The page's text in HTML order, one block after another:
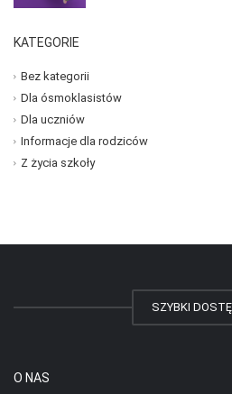
KATEGORIE
Bez kategorii
Dla ósmoklasistów
Dla uczniów
Informacje dla rodziców
Z życia szkoły
SZYBKI
O NAS